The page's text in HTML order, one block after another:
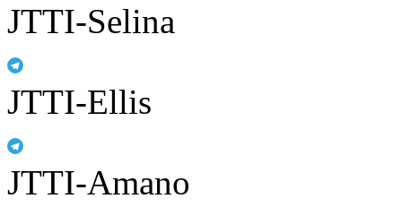
JTTI-Selina
JTTI-Ellis
JTTI-Amano